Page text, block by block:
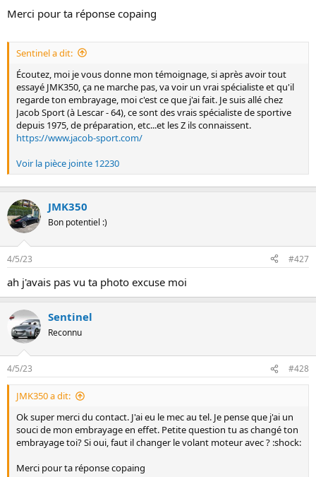
Merci pour ta réponse copaing
Sentinel a dit:
Écoutez, moi je vous donne mon témoignage, si après avoir tout
essayé JMK350, ça ne marche pas, va voir un vrai spécialiste et qu'il
regarde ton embrayage, moi c'est ce que j'ai fait. Je suis allé chez
Jacob Sport (à Lescar - 64), ce sont des vrais spécialiste de sportive
depuis 1975, de préparation, etc...et les Z ils connaissent.
https://www.jacob-sport.com/
Voir la pièce jointe 12230
JMK350
Bon potentiel :)
4/5/23 #427
ah j'avais pas vu ta photo excuse moi
Sentinel
Reconnu
4/5/23 #428
JMK350 a dit:
Ok super merci du contact. J'ai eu le mec au tel. Je pense que j'ai un
souci de mon embrayage en effet. Petite question tu as changé ton
embrayage toi? Si oui, faut il changer le volant moteur avec ? :shock:
Merci pour ta réponse copaing